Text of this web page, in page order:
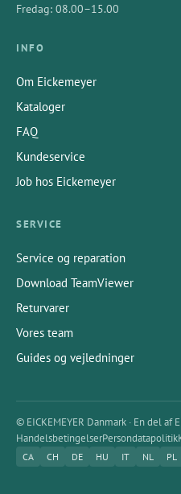
Fredag: 08.00–15.00
INFO
Om Eickemeyer
Kataloger
FAQ
Kundeservice
Job hos Eickemeyer
SERVICE
Service og reparation
Download TeamViewer
Returvarer
Vores team
Guides og vejledninger
© EICKEMEYER Danmark · En del af
HandelsbetingelserPersondatapolitik
CA CH DE HU IT NL PL